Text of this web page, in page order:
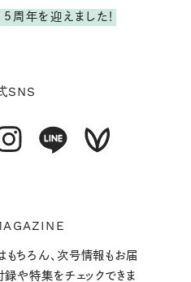
周年を迎えました！
SNS
ちろん、次号情報もお届
録や特集をチェックできま